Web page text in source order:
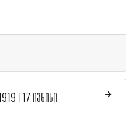
| 17 ივნისი